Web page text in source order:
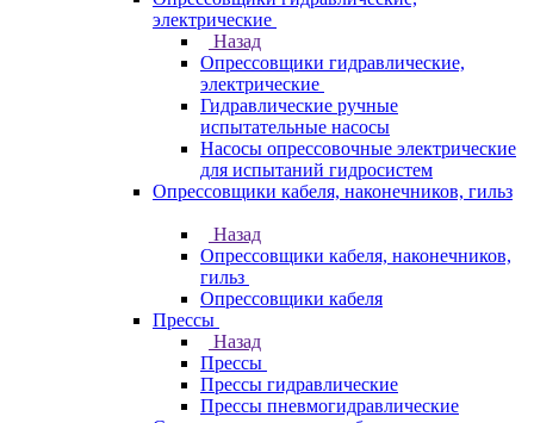
электрические
Назад
Опрессовщики гидравлические,
электрические
Гидравлические ручные
испытательные насосы
Насосы опрессовочные электрические
для испытаний гидросистем
Опрессовщики кабеля, наконечников, гильз
Назад
Опрессовщики кабеля, наконечников,
гильз
Опрессовщики кабеля
Прессы
Назад
Прессы
Прессы гидравлические
Прессы пневмогидравлические